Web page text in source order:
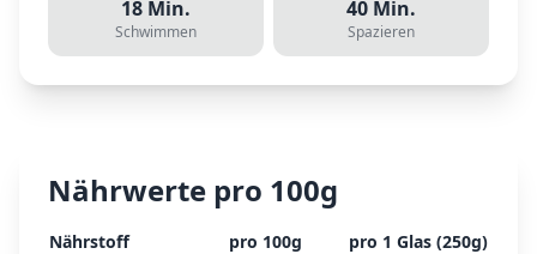
18 Min.
Schwimmen
40 Min.
Spazieren
Nährwerte pro 100g
Nährstoff pro 100g pro 1 Glas (250g)